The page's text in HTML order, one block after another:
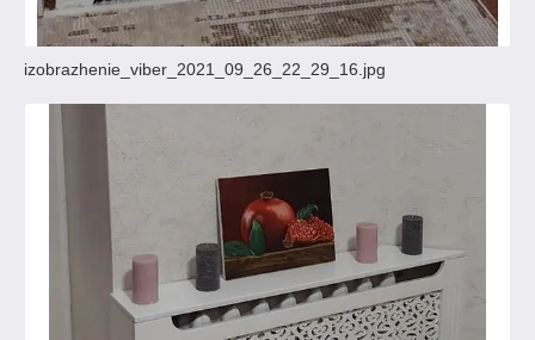
izobrazhenie_viber_2021_09_26_22_29_16.jpg